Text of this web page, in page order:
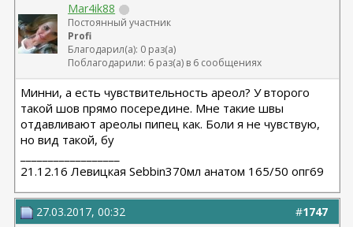
Mar4ik88
Постоянный участник
Profi
Благодарил(а): 0 раз(а)
Поблагодарили: 6 раз(а) в 6 сообщениях
Минни, а есть чувствительность ареол? У второго
такой шов прямо посередине. Мне такие швы
отдавливают ареолы пипец как. Боли я не чувствую,
но вид такой, бу
21.12.16 Левицкая Sebbin370мл анатом 165/50 опг69
#1747
27.03.2017, 00:32